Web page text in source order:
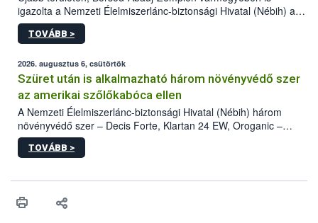
igazolta a Nemzeti Élelmiszerlánc-biztonsági Hivatal (Nébih) a
kőrisrontó karcsúdíszbogár (Agrilus planipennis) jelenlétét. A
kártevőt nem csak színcsapdában találták meg, de már fertőzött
az intenzív felderítést, emellett az intézkedéseket a szlovák
hatósággal is összehangolják a terjedés megállítása érdekében.
TOVÁBB >
2026. augusztus 6, csütörtök
Szüret után is alkalmazható három növényvédő szer
az amerikai szőlőkabóca ellen
A Nemzeti Élelmiszerlánc-biztonsági Hivatal (Nébih) három
növényvédő szer – Decis Forte, Klartan 24 EW, Oroganic –
engedélyokiratát módosította, így azok a szüretet követően,
egészen a vesszőérettség (BBCH 91) stádiumáig
érésű szőlőkben is legyen lehetőség a károsító elleni további
felhasználók számára is elérhető és ökológiai termesztésben is
TOVÁBB >